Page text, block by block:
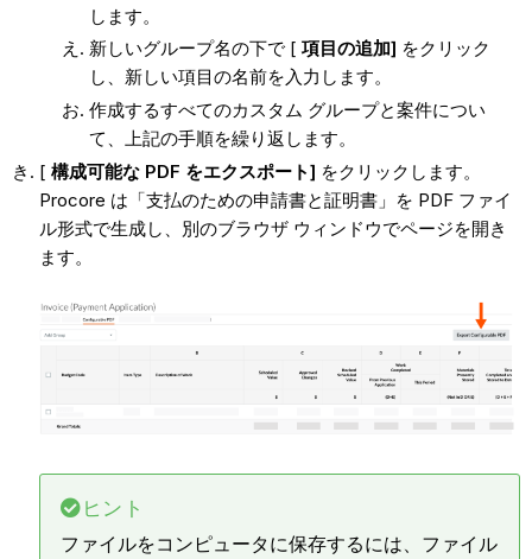
します。
新しいグループ名の下で [ 項目の追加] をクリック
し、新しい項目の名前を入力します。
作成するすべてのカスタム グループと案件につい
て、上記の手順を繰り返します。
[ 構成可能な PDF をエクスポート] をクリックします。
Procore は「支払のための申請書と証明書」を PDF ファイ
ル形式で生成し、別のブラウザ ウィンドウでページを開き
ます。
ヒント
ファイルをコンピュータに保存するには、ファイル